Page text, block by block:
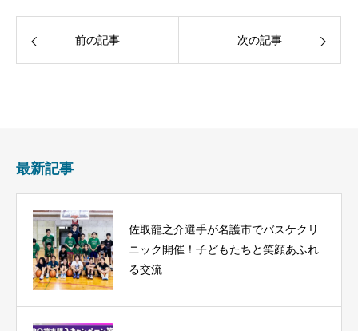
前の記事 次の記事
最新記事
佐取龍之介選手が名護市でバスケクリ
ニック開催！子どもたちと笑顔あふれ
る交流